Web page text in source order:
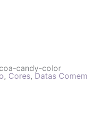
candy-color
, Cores, Datas